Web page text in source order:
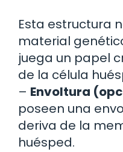
Esta estructura
material
juega un papel
de la célula
– Envoltura
poseen una
deriva de la
huésped.